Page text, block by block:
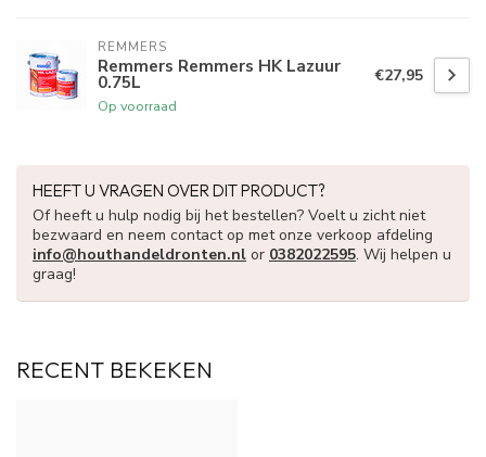
REMMERS
Remmers Remmers HK Lazuur
0.75L
Op voorraad
€27,95
HEEFT U VRAGEN OVER DIT PRODUCT?
Of heeft u hulp nodig bij het bestellen? Voelt u zicht niet
bezwaard en neem contact op met onze verkoop afdeling
info@houthandeldronten.nl or 0382022595. Wij helpen u
graag!
RECENT BEKEKEN